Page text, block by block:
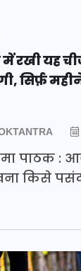
रखी यह
सिर्फ़
पाठक :
किसे